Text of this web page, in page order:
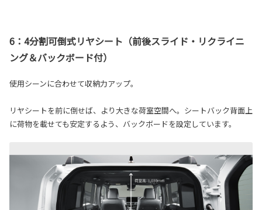
6：4分割可倒式リヤシート（前後スライド・リクライニ
ング＆バックボード付）
使用シーンに合わせて収納力アップ。
リヤシートを前に倒せば、より大きな荷室空間へ。シートバック背面上
に荷物を載せても安定するよう、バックボードを設定しています。